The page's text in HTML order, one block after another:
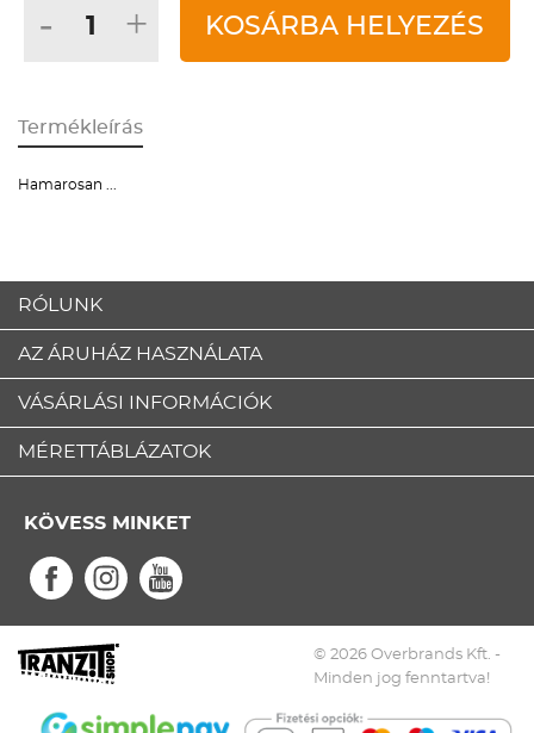
- + KOSÁRBA HELYEZÉS
Termékleírás
Hamarosan ...
RÓLUNK
AZ ÁRUHÁZ HASZNÁLATA
VÁSÁRLÁSI INFORMÁCIÓK
MÉRETTÁBLÁZATOK
KÖVESS MINKET
© 2026 Overbrands Kft. -
Minden jog fenntartva!